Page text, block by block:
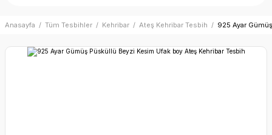
Anasayfa Tüm Tesbihler Kehribar Ateş Kehribar Tesbih 925 Ayar